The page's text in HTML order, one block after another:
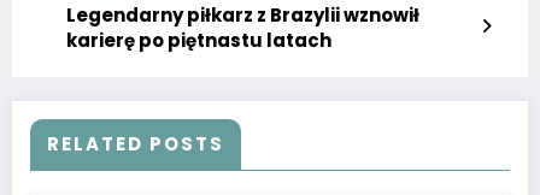
Legendarny piłkarz z Brazylii wznowił
karierę po piętnastu latach
RELATED POSTS